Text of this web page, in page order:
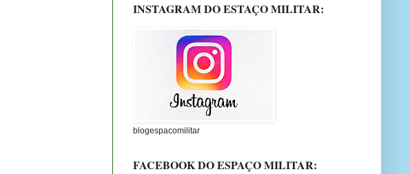
INSTAGRAM DO ESTAÇO MILITAR:
blogespacomilitar
FACEBOOK DO ESPAÇO MILITAR: